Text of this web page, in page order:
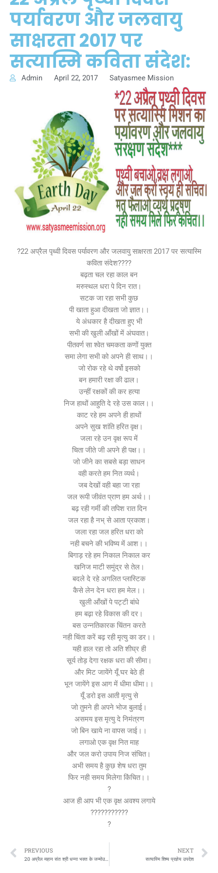
पर्यावरण और जलवायु
साक्षरता 2017 पर
सत्यास्मि कविता संदेश:
Admin April 22, 2017 Satyasmee Mission
?22 अप्रैल पृथ्वी दिवस पर्यावरण और जलवायु साक्षरता 2017 पर सत्यास्मि
कविता संदेश????
बढ़ता चल रहा काल बन
मरुस्थल धरा पे दिन रात।
सटक जा रहा सभी कुछ
पी खाता हुआ दीखता जो ज्ञात।।
ये अंधकार है दीखता हुए भी
सभी की खुली आँखों में अंघवात।
पीतवर्ण सा श्वेत चमकता कणों युक्त
समा लेगा सभी को अपने ही साथ।।
जो रोक रहे थे वर्षो इसको
बन हमारी रक्षा की ढाल।
उन्हीं रक्षकों की कर हत्या
निज हाथों आहुति दे रहे उस काल।।
काट रहे हम अपने ही हाथों
अपने सुख शांति हरित वृक्ष।
जला रहे उन वृक्ष रूप में
चिता जीते जी अपने ही पक्ष।।
जो जीने का सबसे बड़ा साधन
वही करते हम नित व्यर्थ।
जब देखों वही बहा जा रहा
जल रूपी जीवंत प्राण हम अर्थ।।
बढ़ रही गर्मी की तपिश रात दिन
जल रहा है नभ् से आता प्रकाश।
जला रहा जल हरित धरा को
नही बचने की भविष्य में आश।।
बिगाड़ रहे हम निकाल निकाल कर
खनिज माटी समुंद्र से तेल।
बदले दे रहे अगलित प्लास्टिक
कैसे लेन देन धरा हम मेल।।
खुली आँखों पे पट्टी बांधे
हम बढ़ा रहे विकास की दर।
बस उन्नतिकारक चिंतन करते
नही चिंता करें बढ़ रही मृत्यु का डर।।
यही हाल रहा तो अति शीघ्र ही
सूर्य तोड़ देगा रक्षक धरा की सीमा।
और मिट जायेंगे यूँ घर बेठे ही
भून जायेंगे इस आग में धीमा धीमा।।
यूँ डरो इस आती मृत्यु से
जो तुमने ही अपने भोज बुलाई।
असमय इस मृत्यु दे निमंत्रण
जो बिन खाये ना वापस जाई।।
लगाओ एक वृक्ष नित माह
और जल करो उपाय निज संचित।
अभी समय है कुछ शेष धरा तुम
फिर नही समय मिलेगा किंचित।।
?
आज ही आप भी एक वृक्ष अवश्य लगाये
???????????
?
Prev
PREVIOUS
20 अप्रैल महान संत श्री धन्ना भक्त के जन्मोउत्सव पर सत्यास्मि मिशन की “भक्ति में शक्ति” भावार्थ पर कविता रूपी शुभकामनायें???
NEXT
सत्यास्मि शिष्य प्रज्ञेय उपदेश